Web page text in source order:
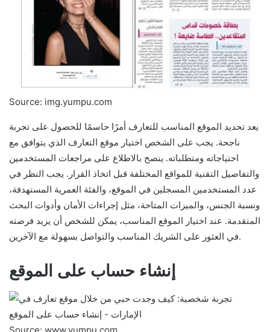
Source: img.yumpu.com
يعد تحديد الموقع المناسب للتعارف أمرًا حاسمًا للحصول على تجربة
ناجحة. يجب على الشخص اختيار موقع التعارف الذي يتوافق مع
احتياجاته ومتطلباته. ينصح بالاطلاع على مراجعات المستخدمين
والتفاصيل التقنية للمواقع المختلفة قبل اتخاذ القرار. يجب النظر في
عدد المستخدمين المسجلين في الموقع، والفئة العمرية المستهدفة،
ونسبة الجنس، والميزات المتاحة، مثل إجراءات الأمان وأدوات البحث
المتقدمة. عند اختيار الموقع المناسب، يمكن للشخص أن يزيد فرصته
في العثور على الشريك المناسب والتواصل بسهولة مع الآخرين.
إنشاء حساب على الموقع